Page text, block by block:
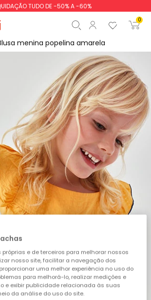
TUDO DE -50% A -60%
0
0,00 €
0,00 €
Iniciar ordem
menina popelina amarela
próprias e de terceiros para melhorar nossos
nosso site, facilitar a navegação dos
uma melhor experiência no uso do
para melhorá-lo, realizar medições e
e exibir publicidade relacionada às suas
da análise do uso do site.